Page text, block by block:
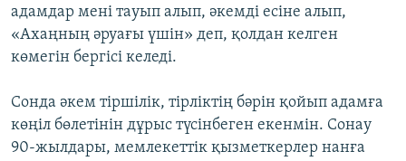
адамдар мені тауып алып, әкемді есіне алып,
«Ахаңның әруағы үшін» деп, қолдан келген
көмегін бергісі келеді.
Сонда әкем тіршілік, тірліктің бәрін қойып адамға
көңіл бөлетінін дұрыс түсінбеген екенмін. Сонау
90-жылдары, мемлекеттік қызметкерлер нанға